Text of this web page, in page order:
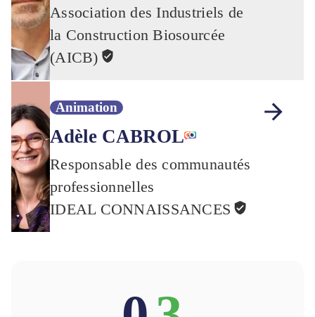
Association des Industriels de
la Construction Biosourcée
(AICB)
Animation
Adèle CABROL
Responsable des communautés
professionnelles
IDEAL CONNAISSANCES